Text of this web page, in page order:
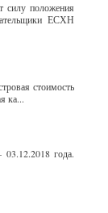
силу положения
ЕСХН
стоимость
ка...
03.12.2018 года.